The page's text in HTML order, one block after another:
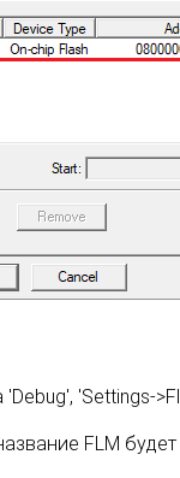
'Settings-
FLM будет